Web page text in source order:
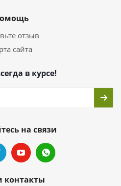
отзыв
сайта
в курсе!
на связи